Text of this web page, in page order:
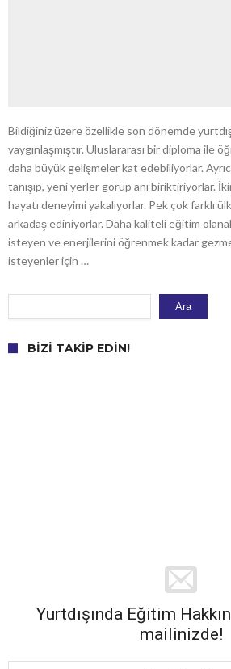
Bildiğiniz üzere özellikle son dönemde
yaygınlaşmıştır. Uluslararası bir diploma ile
daha büyük gelişmeler kat edebiliyorlar.
tanışıp, yeni yerler görüp anı biriktiriyorlar.
hayatı deneyimi yakalıyorlar. Pek çok farklı
arkadaş ediniyorlar. Daha kaliteli eğitim
isteyen ve enerjilerini öğrenmek kadar
isteyenler için …
Ara
BIZI TAKIP EDIN!
Yurtdışında Eğitim
mailinizde!